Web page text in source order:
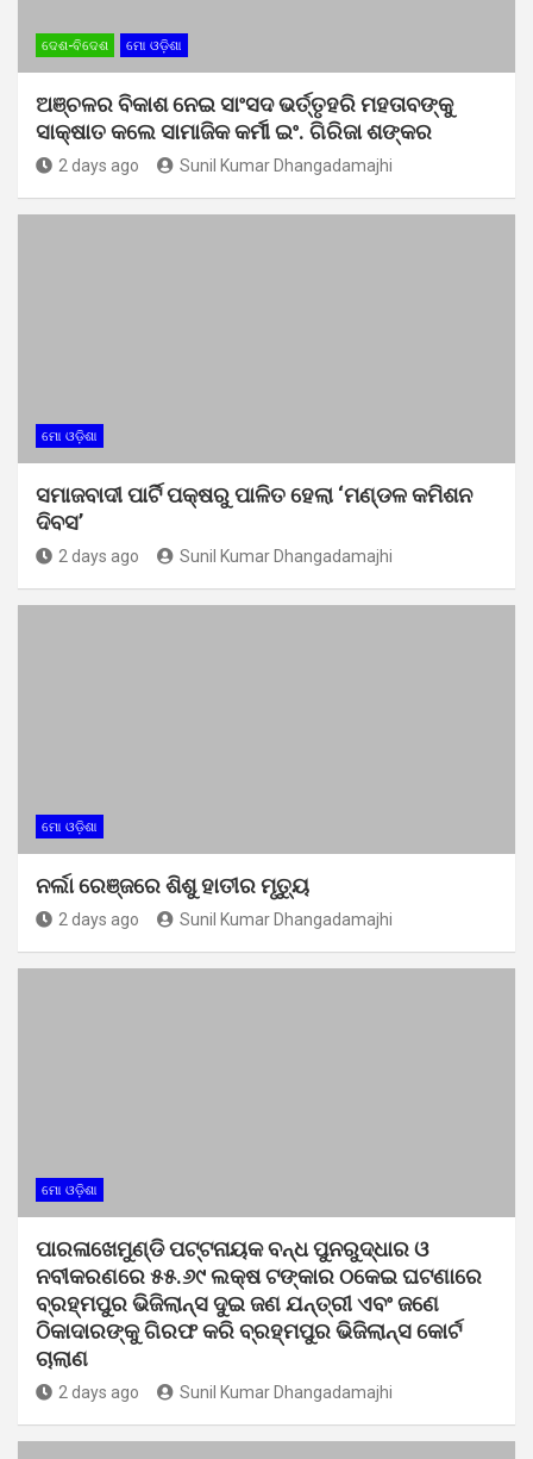
ଦେଶ-ବିଦେଶ ମୋ ଓଡ଼ିଶା
ଅଞ୍ଚଳର ବିକାଶ ନେଇ ସାଂସଦ ଭର୍ତ୍ତୃହରି ମହତାବଙ୍କୁ
ସାକ୍ଷାତ କଲେ ସାମାଜିକ କର୍ମୀ ଇଂ. ଗିରିଜା ଶଙ୍କର
2 days ago Sunil Kumar Dhangadamajhi
ମୋ ଓଡ଼ିଶା
ସମାଜବାଦୀ ପାର୍ଟି ପକ୍ଷରୁ ପାଳିତ ହେଲା ‘ମଣ୍ଡଳ କମିଶନ
ଦିବସ’
2 days ago Sunil Kumar Dhangadamajhi
ମୋ ଓଡ଼ିଶା
ନର୍ଲା ରେଞ୍ଜରେ ଶିଶୁ ହାତୀର ମୃତ୍ୟୁ
2 days ago Sunil Kumar Dhangadamajhi
ମୋ ଓଡ଼ିଶା
ପାରଳାଖେମୁଣ୍ଡି ପଟ୍ଟନାୟକ ବନ୍ଧ ପୁନରୁଦ୍ଧାର ଓ
ନବୀକରଣରେ ୫୫.୬୯ ଲକ୍ଷ ଟଙ୍କାର ଠକେଇ ଘଟଣାରେ
ବ୍ରହ୍ମପୁର ଭିଜିଲାନ୍ସ ଦୁଇ ଜଣ ଯନ୍ତ୍ରୀ ଏବଂ ଜଣେ
ଠିକାଦାରଙ୍କୁ ଗିରଫ କରି ବ୍ରହ୍ମପୁର ଭିଜିଲାନ୍ସ କୋର୍ଟ
ଚାଲାଣ
2 days ago Sunil Kumar Dhangadamajhi